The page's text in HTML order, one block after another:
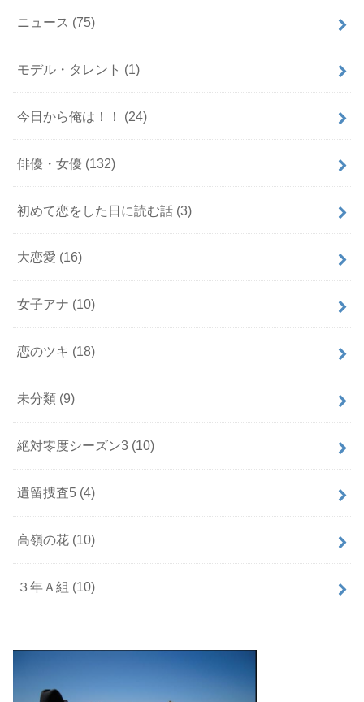
ニュース (75)
モデル・タレント (1)
今日から俺は！！ (24)
俳優・女優 (132)
初めて恋をした日に読む話 (3)
大恋愛 (16)
女子アナ (10)
恋のツキ (18)
未分類 (9)
絶対零度シーズン3 (10)
遺留捜査5 (4)
高嶺の花 (10)
３年Ａ組 (10)